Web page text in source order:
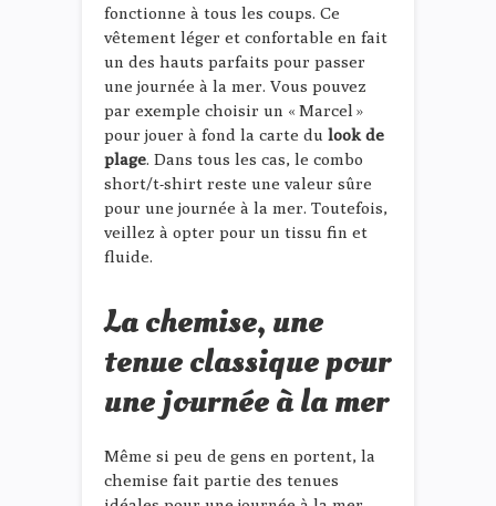
fonctionne à tous les coups. Ce
vêtement léger et confortable en fait
un des hauts parfaits pour passer
une journée à la mer. Vous pouvez
par exemple choisir un « Marcel »
pour jouer à fond la carte du look de
plage. Dans tous les cas, le combo
short/t-shirt reste une valeur sûre
pour une journée à la mer. Toutefois,
veillez à opter pour un tissu fin et
fluide.
La chemise, une
tenue classique pour
une journée à la mer
Même si peu de gens en portent, la
chemise fait partie des tenues